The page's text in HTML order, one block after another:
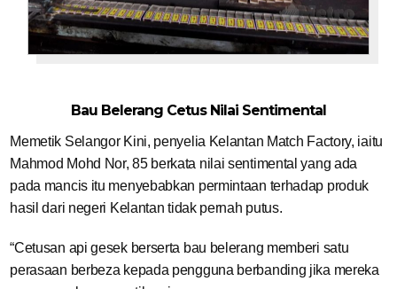
Bau Belerang Cetus Nilai Sentimental
Memetik Selangor Kini, penyelia Kelantan Match Factory, iaitu
Mahmod Mohd Nor, 85 berkata nilai sentimental yang ada
pada mancis itu menyebabkan permintaan terhadap produk
hasil dari negeri Kelantan tidak pernah putus.
“Cetusan api gesek berserta bau belerang memberi satu
perasaan berbeza kepada pengguna berbanding jika mereka